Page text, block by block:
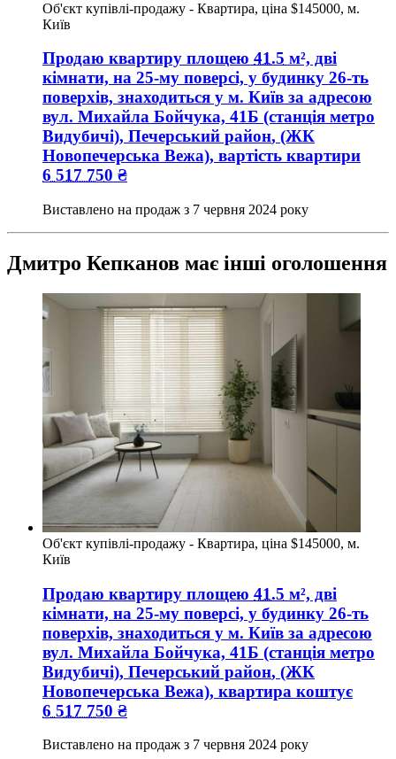
Об'єкт купівлі-продажу - Квартира, ціна $145000, м.
Київ
Продаю квартиру площею 41.5 м², дві
кімнати, на 25-му поверсі, у будинку 26-ть
поверхів, знаходиться у м. Київ за адресою
вул. Михайла Бойчука, 41Б (станція метро
Видубичі), Печерський район, (ЖК
Новопечерська Вежа), вартість квартири
6 517 750 ₴
Виставлено на продаж з 7 червня 2024 року
Дмитро Кепканов має інші оголошення
Об'єкт купівлі-продажу - Квартира, ціна $145000, м.
Київ
Продаю квартиру площею 41.5 м², дві
кімнати, на 25-му поверсі, у будинку 26-ть
поверхів, знаходиться у м. Київ за адресою
вул. Михайла Бойчука, 41Б (станція метро
Видубичі), Печерський район, (ЖК
Новопечерська Вежа), квартира коштує
6 517 750 ₴
Виставлено на продаж з 7 червня 2024 року